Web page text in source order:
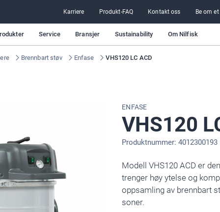
Karriere Produkt-FAQ Kontakt oss Be om
Service Bransjer Sustainability Om Nilfisk
Brennbart støv Enfase VHS120 LC ACD
ENFASE
VHS120
Produktnummer: 4012300193
Modell VHS120 ACD er
trenger høy ytelse og
oppsamling av brennbart
soner.